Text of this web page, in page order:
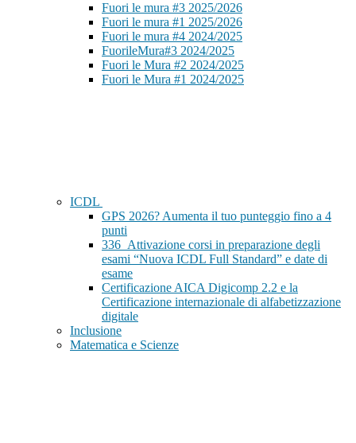
Fuori le mura #3 2025/2026
Fuori le mura #1 2025/2026
Fuori le mura #4 2024/2025
FuorileMura#3 2024/2025
Fuori le Mura #2 2024/2025
Fuori le Mura #1 2024/2025
ICDL
GPS 2026? Aumenta il tuo punteggio fino a 4
punti
336_Attivazione corsi in preparazione degli
esami “Nuova ICDL Full Standard” e date di
esame
Certificazione AICA Digicomp 2.2 e la
Certificazione internazionale di alfabetizzazione
digitale
Inclusione
Matematica e Scienze